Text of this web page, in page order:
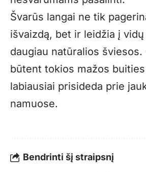
Švarūs langai ne tik
išvaizdą, bet ir leidžia į
daugiau natūralios šviesos.
būtent tokios mažos
labiausiai prisideda prie
namuose.
Bendrinti šį straipsnį